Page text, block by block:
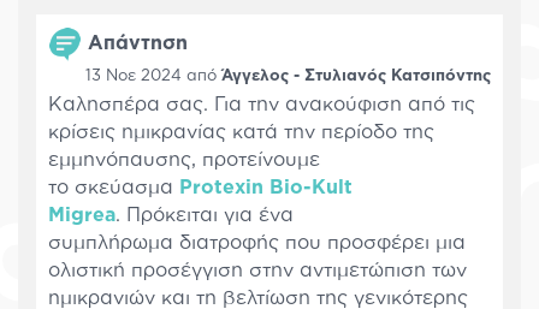
Απάντηση
13 Νοε 2024 απόΆγγελος - Στυλιανός Κατσιπόντης
Καλησπέρα σας. Για την ανακούφιση από τις
κρίσεις ημικρανίας κατά την περίοδο της
εμμηνόπαυσης, προτείνουμε
το σκεύασμα Protexin Bio-Kult
Migrea. Πρόκειται για ένα
συμπλήρωμα διατροφής που προσφέρει μια
ολιστική προσέγγιση στην αντιμετώπιση των
ημικρανιών και τη βελτίωση της γενικότερης